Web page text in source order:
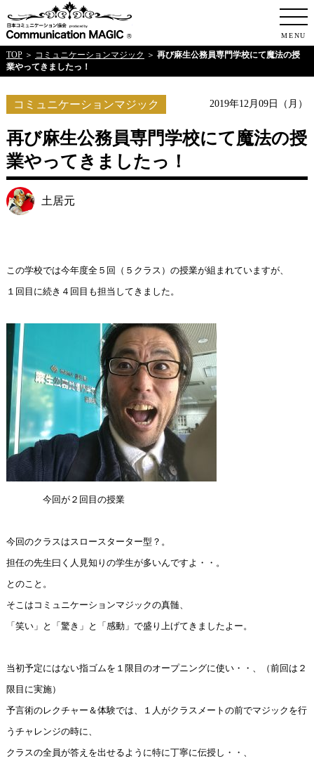
日本コミュニケ
MENU
TOP＞ コミュニケーションマジック ＞ 再び麻生公務員専門学校にて魔法の授
業やってきましたっ！
コミュニケーションマジック 2019年12月09日（月）
再び麻生公務員専門学校にて魔法の授
業やってきましたっ！
土居元
この学校では今年度全５回（５クラス）の授業が組まれていますが、
１回目に続き４回目も担当してきました。
今回が２回目の授業
今回のクラスはスロースターター型？。
担任の先生曰く人見知りの学生が多いんですよ・・。
とのこと。
そこはコミュニケーションマジックの真髄、
「笑い」と「驚き」と「感動」で盛り上げてきましたよー。
当初予定にはない指ゴムを１限目のオープニングに使い・・、（前回は２
限目に実施）
予言術のレクチャー＆体験では、１人がクラスメートの前でマジックを行
うチャレンジの時に、
クラスの全員が答えを出せるように特に丁寧に伝授し・・、